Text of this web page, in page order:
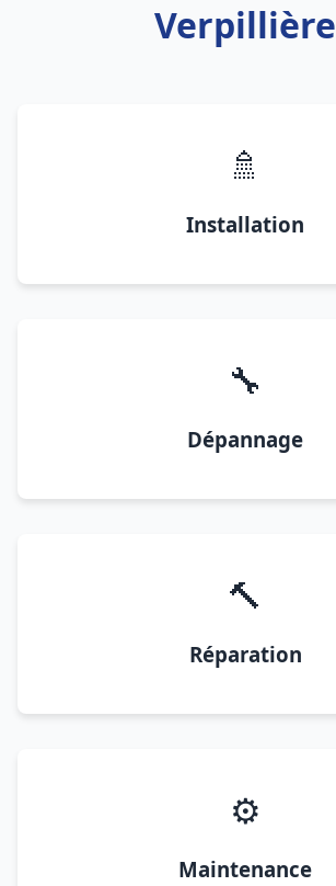
Verpillière
🚿
Installation
🔧
Dépannage
🔨
Réparation
⚙️
Maintenance